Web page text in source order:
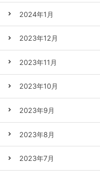
2024年1月
2023年12月
2023年11月
2023年10月
2023年9月
2023年8月
2023年7月